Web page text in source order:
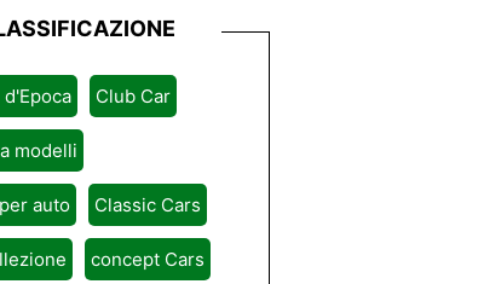
Club Car
modelli
auto Classic Cars
concept Cars